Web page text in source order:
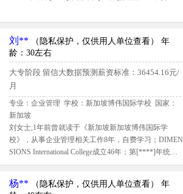
5,留信网评定王女士B级留学生专业人才
刘** （隐私保护，仅供用人单位查看）
年
龄：30左右
大专阶段 留信大数据预测薪资标准：36454.16元/
月
专业：企业管理 学校：新加坡博伟国际学校
国家：
新加坡
刘女士,1年前曾就读于《新加坡新加坡博伟国际学
校》，从事企业管理相关工作8年，自费学习；DIMEN
SIONS International College成立46年；第[****]年统计
在[**.]排名第***，该生出国留学期间共花费17600新
生专业人才
杨** （隐私保护，仅供用人单位查看）
年